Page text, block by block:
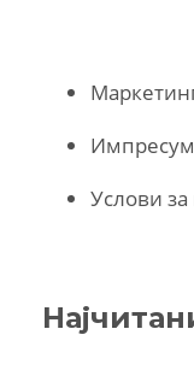
Импресум
Услови